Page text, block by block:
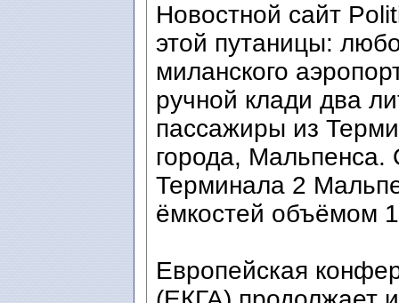
Новостной сайт
этой путаницы:
миланского
ручной клади два
пассажиры из
города,
Терминала 2
ёмкостей объёмом
Европейская